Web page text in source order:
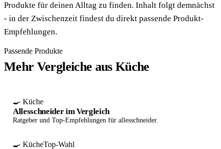
Produkte für deinen Alltag zu finden. Inhalt folgt demnächst
- in der Zwischenzeit findest du direkt passende Produkt-
Empfehlungen.
Passende Produkte
Mehr Vergleiche aus Küche
🍳 Küche
Allesschneider im Vergleich
Ratgeber und Top-Empfehlungen für allesschneider.
🍳 KücheTop-Wahl